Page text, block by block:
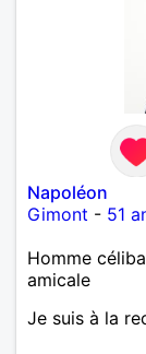
Napoléon
Gimont - 51
Homme
amicale
Je suis à la